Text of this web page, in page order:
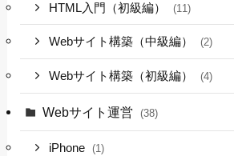
HTML入門（初級編） (11)
Webサイト構築（中級編） (2)
Webサイト構築（初級編） (4)
Webサイト運営 (38)
iPhone (1)